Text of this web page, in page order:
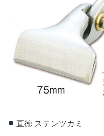
直徳 ステンツカミ